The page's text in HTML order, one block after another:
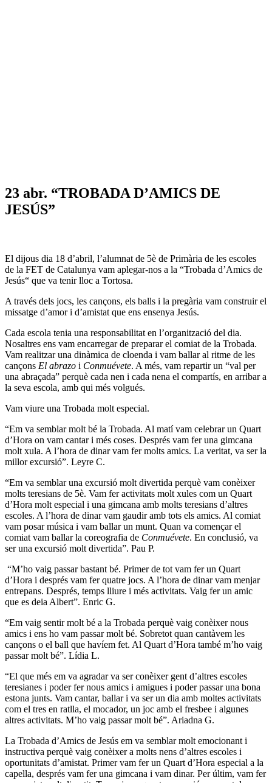
23 abr. “TROBADA D’AMICS DE
JESÚS”
El dijous dia 18 d’abril, l’alumnat de 5è de Primària de les escoles
de la FET de Catalunya vam aplegar-nos a la “Trobada d’Amics de
Jesús“ que va tenir lloc a Tortosa.
A través dels jocs, les cançons, els balls i la pregària vam construir el
missatge d’amor i d’amistat que ens ensenya Jesús.
Cada escola tenia una responsabilitat en l’organització del dia.
Nosaltres ens vam encarregar de preparar el comiat de la Trobada.
Vam realitzar una dinàmica de cloenda i vam ballar al ritme de les
cançons El abrazo i Conmuévete. A més, vam repartir un “val per
una abraçada” perquè cada nen i cada nena el compartís, en arribar a
la seva escola, amb qui més volgués.
Vam viure una Trobada molt especial.
“Em va semblar molt bé la Trobada. Al matí vam celebrar un Quart
d’Hora on vam cantar i més coses. Després vam fer una gimcana
molt xula. A l’hora de dinar vam fer molts amics. La veritat, va ser la
millor excursió”. Leyre C.
“Em va semblar una excursió molt divertida perquè vam conèixer
molts teresians de 5è. Vam fer activitats molt xules com un Quart
d’Hora molt especial i una gimcana amb molts teresians d’altres
escoles. A l’hora de dinar vam gaudir amb tots els amics. Al comiat
vam posar música i vam ballar un munt. Quan va començar el
comiat vam ballar la coreografia de Conmuévete. En conclusió, va
ser una excursió molt divertida”. Pau P.
“M’ho vaig passar bastant bé. Primer de tot vam fer un Quart
d’Hora i després vam fer quatre jocs. A l’hora de dinar vam menjar
entrepans. Després, temps lliure i més activitats. Vaig fer un amic
que es deia Albert”. Enric G.
“Em vaig sentir molt bé a la Trobada perquè vaig conèixer nous
amics i ens ho vam passar molt bé. Sobretot quan cantàvem les
cançons o el ball que havíem fet. Al Quart d’Hora també m’ho vaig
passar molt bé”. Lídia L.
“El que més em va agradar va ser conèixer gent d’altres escoles
teresianes i poder fer nous amics i amigues i poder passar una bona
estona junts. Vam cantar, ballar i va ser un dia amb moltes activitats
com el tres en ratlla, el mocador, un joc amb el fresbee i algunes
altres activitats. M’ho vaig passar molt bé”. Ariadna G.
La Trobada d’Amics de Jesús em va semblar molt emocionant i
instructiva perquè vaig conèixer a molts nens d’altres escoles i
oportunitats d’amistat. Primer vam fer un Quart d’Hora especial a la
capella, després vam fer una gimcana i vam dinar. Per últim, vam fer